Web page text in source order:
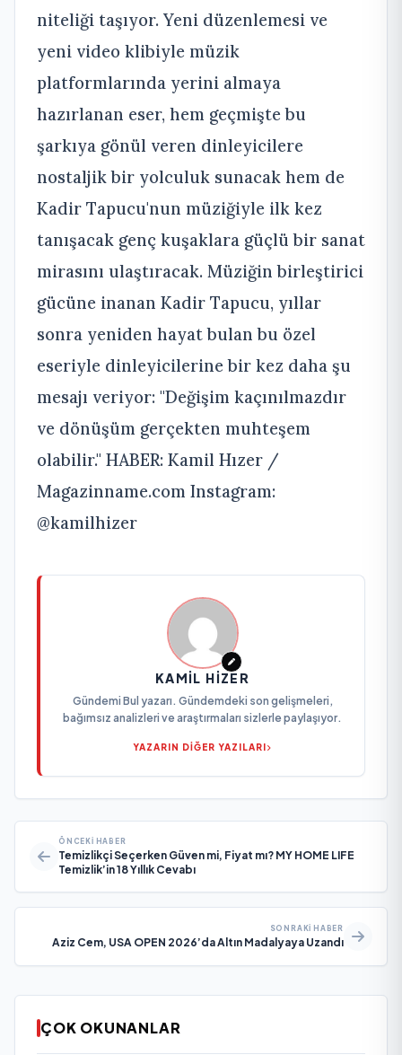
niteliği taşıyor. Yeni düzenlemesi ve
yeni video klibiyle müzik
platformlarında yerini almaya
hazırlanan eser, hem geçmişte bu
şarkıya gönül veren dinleyicilere
nostaljik bir yolculuk sunacak hem de
Kadir Tapucu'nun müziğiyle ilk kez
tanışacak genç kuşaklara güçlü bir sanat
mirasını ulaştıracak. Müziğin birleştirici
gücüne inanan Kadir Tapucu, yıllar
sonra yeniden hayat bulan bu özel
eseriyle dinleyicilerine bir kez daha şu
mesajı veriyor: "Değişim kaçınılmazdır
ve dönüşüm gerçekten muhteşem
olabilir." HABER: Kamil Hızer /
Magazinname.com Instagram:
@kamilhizer
KAMIL HIZER
Gündemi Bul yazarı. Gündemdeki son gelişmeleri,
bağımsız analizleri ve araştırmaları sizlerle paylaşıyor.
YAZARIN DİĞER YAZILARI
ÖNCEKI HABER
Temizlikçi Seçerken Güven mi, Fiyat mı? MY HOME LIFE
Temizlik’in 18 Yıllık Cevabı
SONRAKI HABER
Aziz Cem, USA OPEN 2026’da Altın Madalyaya Uzandı
ÇOK OKUNANLAR